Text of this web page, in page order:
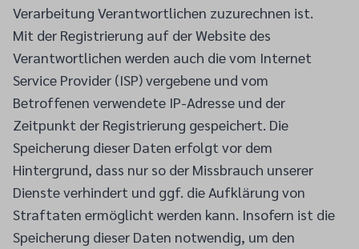
Verarbeitung Verantwortlichen zuzurechnen ist.
Mit der Registrierung auf der Website des
Verantwortlichen werden auch die vom Internet
Service Provider (ISP) vergebene und vom
Betroffenen verwendete IP-Adresse und der
Zeitpunkt der Registrierung gespeichert. Die
Speicherung dieser Daten erfolgt vor dem
Hintergrund, dass nur so der Missbrauch unserer
Dienste verhindert und ggf. die Aufklärung von
Straftaten ermöglicht werden kann. Insofern ist die
Speicherung dieser Daten notwendig, um den